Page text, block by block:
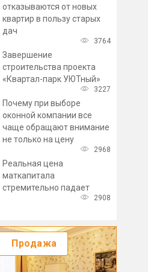
отказываются от новых
квартир в пользу старых
дач
3764
Завершение
строительства проекта
«Квартал-парк УЮТный»
3227
Почему при выборе
оконной компании все
чаще обращают внимание
не только на цену
2968
Реальная цена
маткапитала
стремительно падает
2908
Продажа